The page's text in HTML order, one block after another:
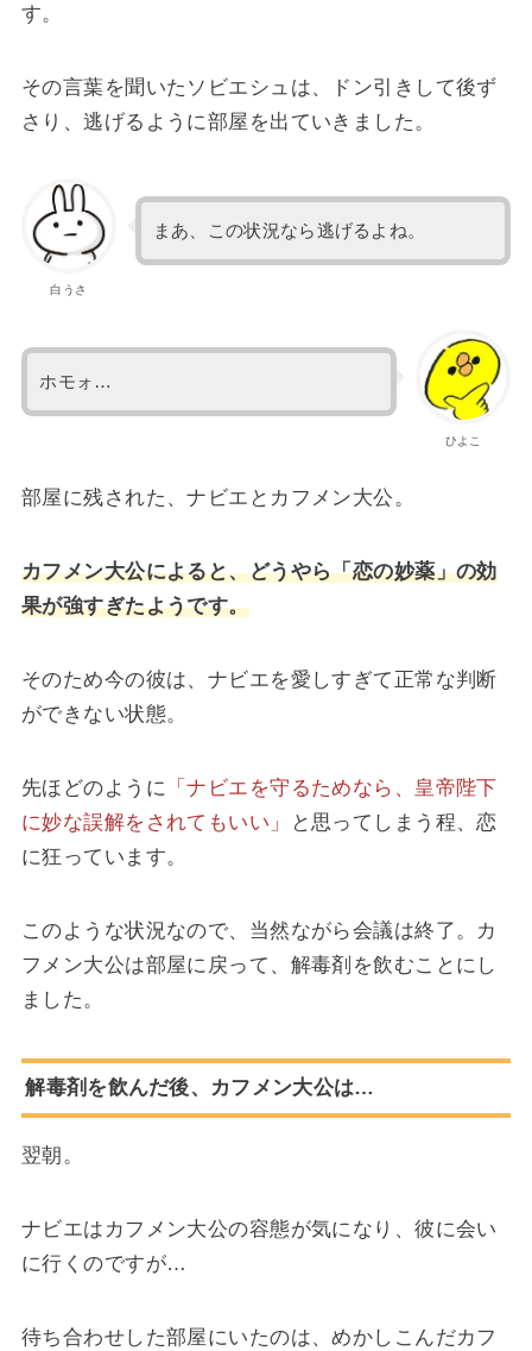
す。
その言葉を聞いたソビエシュは、ドン引きして後ず
さり、逃げるように部屋を出ていきました。
白うさ
まあ、この状況なら逃げるよね。
ひよこ
ホモォ…
部屋に残された、ナビエとカフメン大公。
カフメン大公によると、どうやら「恋の妙薬」の効
果が強すぎたようです。
そのため今の彼は、ナビエを愛しすぎて正常な判断
ができない状態。
先ほどのように 「ナビエを守るためなら、皇帝陛下
に妙な誤解をされてもいい」
と思ってしまう程、恋
に狂っています。
このような状況なので、当然ながら会議は終了。カ
フメン大公は部屋に戻って、解毒剤を飲むことにし
ました。
解毒剤を飲んだ後、カフメン大公は…
翌朝。
ナビエはカフメン大公の容態が気になり、彼に会い
に行くのですが…
待ち合わせした部屋にいたのは、めかしこんだカフ